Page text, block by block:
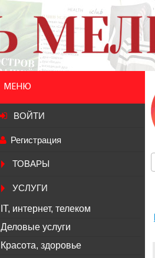
МЕНЮ
ВОЙТИ
Регистрация
ТОВАРЫ
УСЛУГИ
IT, интернет, телеком
Деловые услуги
Красота, здоровье